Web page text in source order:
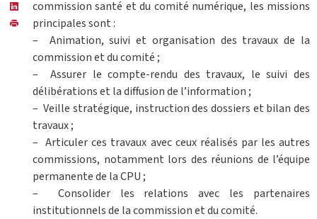
commission santé et du comité numérique, les missions
principales sont :
– Animation, suivi et organisation des travaux de la
commission et du comité ;
– Assurer le compte-rendu des travaux, le suivi des
délibérations et la diffusion de l’information ;
– Veille stratégique, instruction des dossiers et bilan des
travaux ;
– Articuler ces travaux avec ceux réalisés par les autres
commissions, notamment lors des réunions de l’équipe
permanente de la CPU ;
– Consolider les relations avec les partenaires
institutionnels de la commission et du comité.